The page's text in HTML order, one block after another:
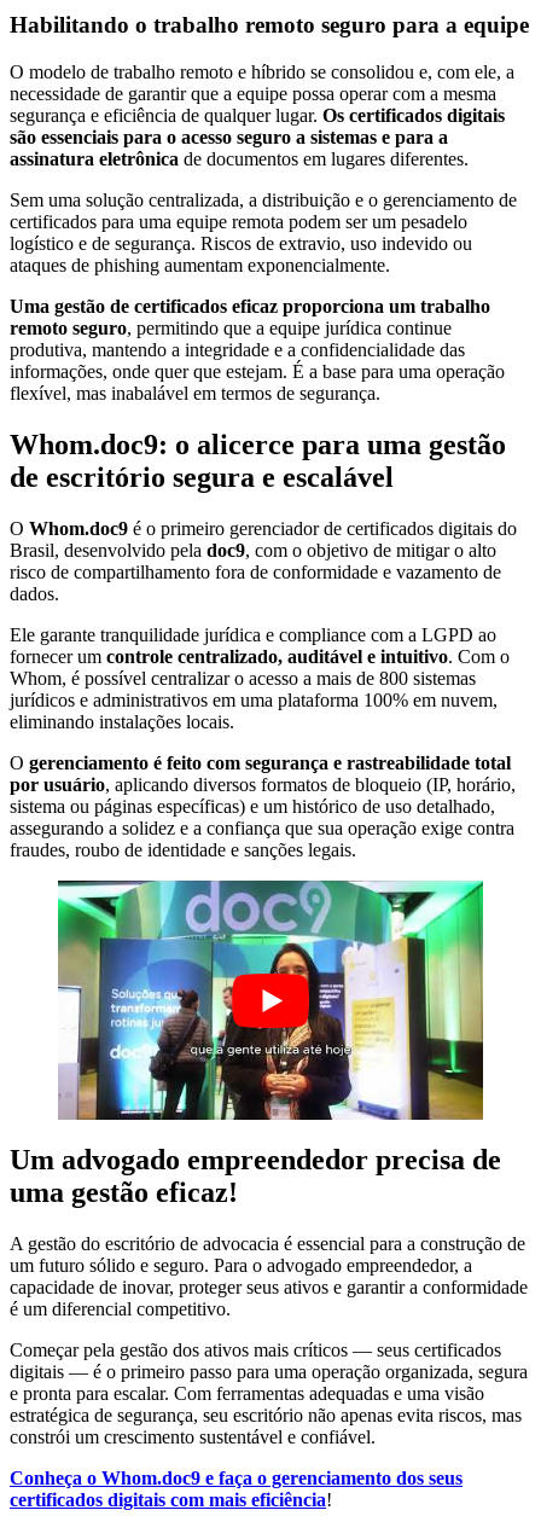
Habilitando o trabalho remoto seguro para a equipe
O modelo de trabalho remoto e híbrido se consolidou e, com ele, a
necessidade de garantir que a equipe possa operar com a mesma
segurança e eficiência de qualquer lugar. Os certificados digitais
são essenciais para o acesso seguro a sistemas e para a
assinatura eletrônica de documentos em lugares diferentes.
Sem uma solução centralizada, a distribuição e o gerenciamento de
certificados para uma equipe remota podem ser um pesadelo
logístico e de segurança. Riscos de extravio, uso indevido ou
ataques de phishing aumentam exponencialmente.
Uma gestão de certificados eficaz proporciona um trabalho
remoto seguro, permitindo que a equipe jurídica continue
produtiva, mantendo a integridade e a confidencialidade das
informações, onde quer que estejam. É a base para uma operação
flexível, mas inabalável em termos de segurança.
Whom.doc9: o alicerce para uma gestão
de escritório segura e escalável
O Whom.doc9 é o primeiro gerenciador de certificados digitais do
Brasil, desenvolvido pela doc9, com o objetivo de mitigar o alto
risco de compartilhamento fora de conformidade e vazamento de
dados.
Ele garante tranquilidade jurídica e compliance com a LGPD ao
fornecer um controle centralizado, auditável e intuitivo. Com o
Whom, é possível centralizar o acesso a mais de 800 sistemas
jurídicos e administrativos em uma plataforma 100% em nuvem,
eliminando instalações locais.
O gerenciamento é feito com segurança e rastreabilidade total
por usuário, aplicando diversos formatos de bloqueio (IP, horário,
sistema ou páginas específicas) e um histórico de uso detalhado,
assegurando a solidez e a confiança que sua operação exige contra
fraudes, roubo de identidade e sanções legais.
Um advogado empreendedor precisa de
uma gestão eficaz!
A gestão do escritório de advocacia é essencial para a construção de
um futuro sólido e seguro. Para o advogado empreendedor, a
capacidade de inovar, proteger seus ativos e garantir a conformidade
é um diferencial competitivo.
Começar pela gestão dos ativos mais críticos — seus certificados
digitais — é o primeiro passo para uma operação organizada, segura
e pronta para escalar. Com ferramentas adequadas e uma visão
estratégica de segurança, seu escritório não apenas evita riscos, mas
constrói um crescimento sustentável e confiável.
Conheça o Whom.doc9 e faça o gerenciamento dos seus
certificados digitais com mais eficiência!